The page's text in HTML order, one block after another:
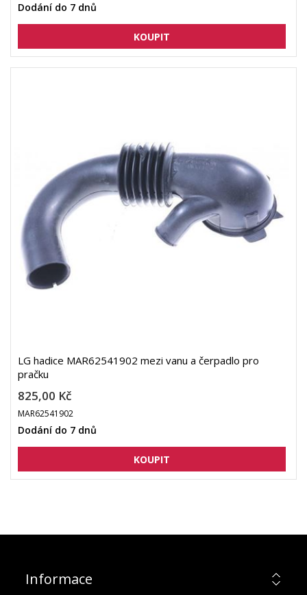
Dodání do 7 dnů
LG hadice MAR62541902 mezi vanu a čerpadlo pro
pračku
825,00 Kč
MAR62541902
Dodání do 7 dnů
Informace